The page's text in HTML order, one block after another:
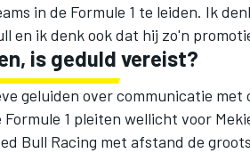
in de Formule 1 te leiden. Ik
en ik denk ook dat hij zo'n
is geduld vereist?
geluiden over communicatie met
1 pleiten wellicht voor
Bull Racing met afstand de